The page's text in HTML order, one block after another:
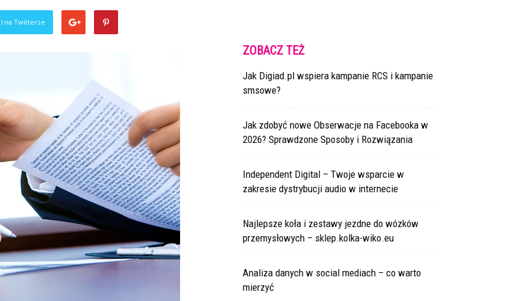
na Twitterze
ZOBACZ TEŻ
Jak Digiad.pl wspiera kampanie RCS i kampanie
smsowe?
Jak zdobyć nowe Obserwacje na Facebooka w
2026? Sprawdzone Sposoby i Rozwiązania
Independent Digital – Twoje wsparcie w
zakresie dystrybucji audio w internecie
Najlepsze koła i zestawy jezdne do wózków
przemysłowych – sklep.kolka-wiko.eu
Analiza danych w social mediach – co warto
mierzyć